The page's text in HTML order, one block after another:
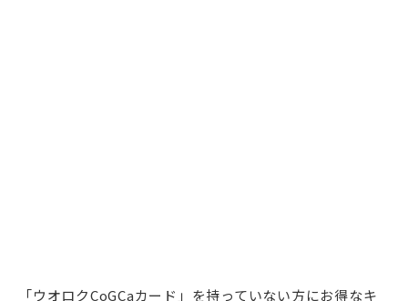
「ウオロクCoGCaカード」を持っていない方にお得なキ